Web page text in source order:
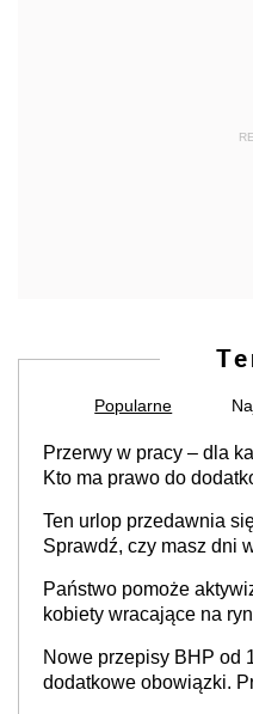
Popularne
Przerwy w pracy – dla
Kto ma prawo do
Ten urlop przedawnia
Sprawdź, czy masz dni
Państwo pomoże
kobiety wracające na
neuroatypowe.
Inkluzywności w
Nowe przepisy BHP od
dodatkowe obowiązki.